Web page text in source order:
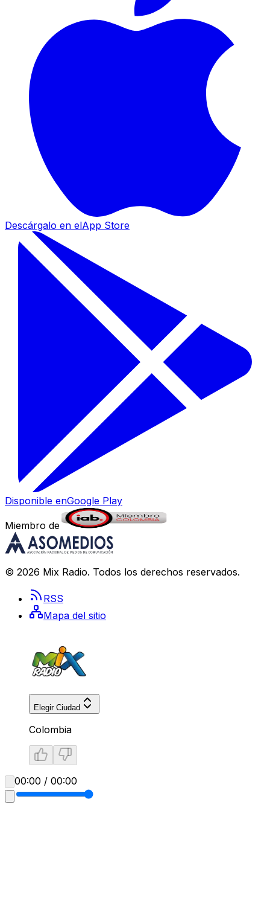
Descárgalo en elApp Store
Disponible enGoogle Play
Miembro de
© 2026 Mix Radio. Todos los derechos reservados.
RSS
Mapa del sitio
Elegir Ciudad
Colombia
00:00 / 00:00